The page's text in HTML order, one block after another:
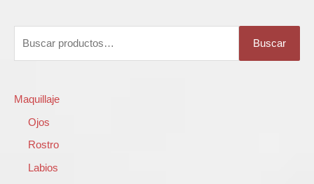
c
Buscar
Maquillaje
Ojos
Rostro
Labios